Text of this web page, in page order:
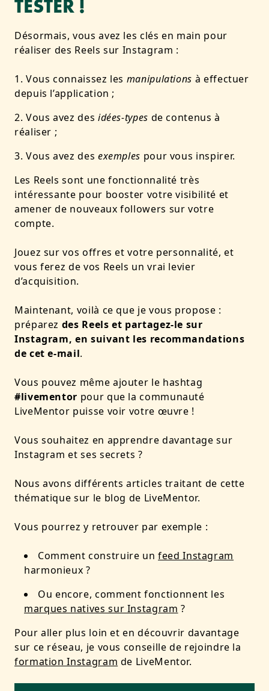
TESTER !
Désormais, vous avez les clés en main pour
réaliser des Reels sur Instagram :
Vous connaissez les manipulations à effectuer
depuis l’application ;
Vous avez des idées-types de contenus à
réaliser ;
Vous avez des exemples pour vous inspirer.
Les Reels sont une fonctionnalité très
intéressante pour booster votre visibilité et
amener de nouveaux followers sur votre
compte.
Jouez sur vos offres et votre personnalité, et
vous ferez de vos Reels un vrai levier
d’acquisition.
Maintenant, voilà ce que je vous propose :
préparez des Reels et partagez-le sur
Instagram, en suivant les recommandations
de cet e-mail.
Vous pouvez même ajouter le hashtag
#livementor pour que la communauté
LiveMentor puisse voir votre œuvre !
Vous souhaitez en apprendre davantage sur
Instagram et ses secrets ?
Nous avons différents articles traitant de cette
thématique sur le blog de LiveMentor.
Vous pourrez y retrouver par exemple :
Comment construire unfeed Instagram
harmonieux ?
Ou encore, comment fonctionnent les
marques natives sur Instagram ?
Pour aller plus loin et en découvrir davantage
sur ce réseau, je vous conseille de rejoindre la
formation Instagram de LiveMentor.